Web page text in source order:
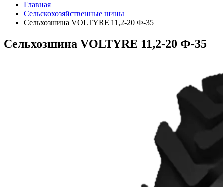
Главная
Сельскохозяйственные шины
Сельхозшина VOLTYRE 11,2-20 Ф-35
Сельхозшина VOLTYRE 11,2-20 Ф-35